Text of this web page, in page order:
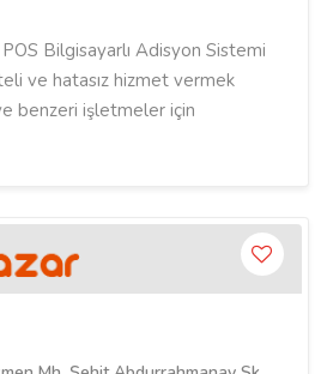
Bilgisayarlı Adisyon Sistemi
ve hatasız hizmet vermek
benzeri işletmeler için